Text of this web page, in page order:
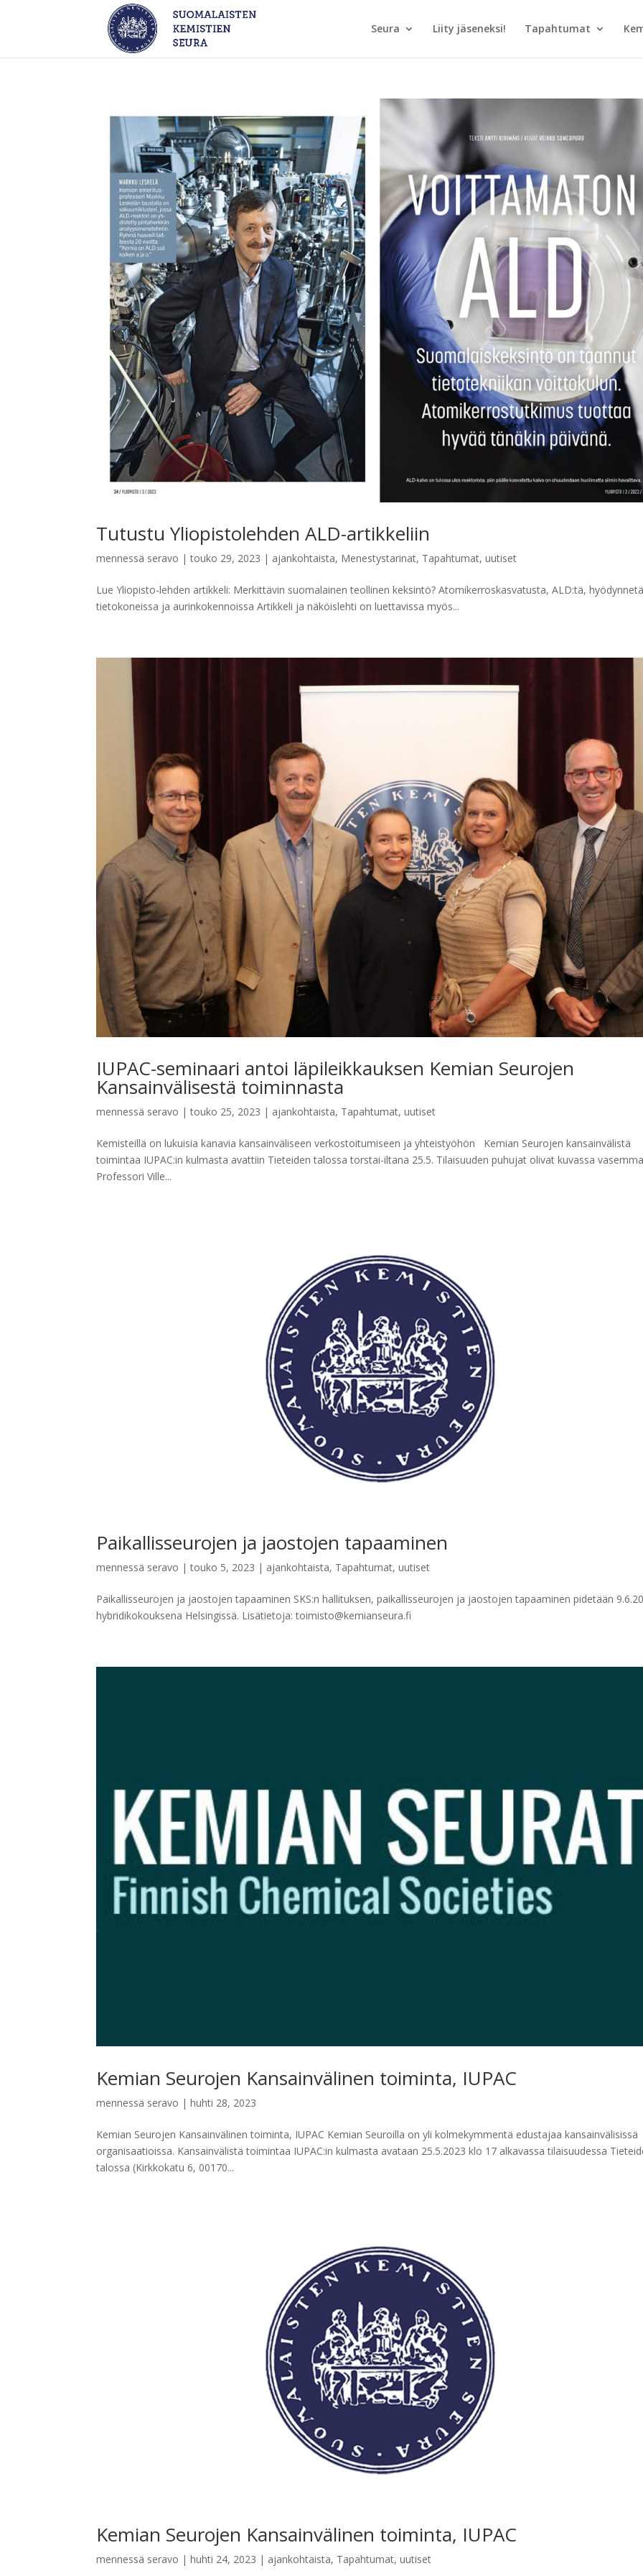
Seura Liity jäseneksi! Tapahtumat
Tutustu Yliopistolehden ALD-artikkeliin
mennessä seravo |touko 29, 2023 | ajankohtaista, Menestystarinat, Tapahtumat,uutiset
Lue Yliopisto-lehden artikkeli: Merkittävin suomalainen teollinen keksintö? Atomikerroskasvatusta, ALD:tä,
tietokoneissa ja aurinkokennoissa Artikkeli ja näköislehti on luettavissa myös...
IUPAC-seminaari antoi läpileikkauksen Kemian Seurojen
Kansainvälisestä toiminnasta
mennessä seravo |touko 25, 2023 | ajankohtaista, Tapahtumat,uutiset
Kemisteillä on lukuisia kanavia kansainväliseen verkostoitumiseen ja yhteistyöhön Kemian Seurojen kansainvälistä
toimintaa IUPAC:in kulmasta avattiin Tieteiden talossa torstai-iltana 25.5. Tilaisuuden puhujat olivat kuvassa
Professori Ville...
Paikallisseurojen ja jaostojen tapaaminen
mennessä seravo |touko 5, 2023 | ajankohtaista, Tapahtumat,uutiset
Paikallisseurojen ja jaostojen tapaaminen SKS:n hallituksen, paikallisseurojen ja jaostojen tapaaminen pidetään
hybridikokouksena Helsingissä. Lisätietoja:toimisto@kemianseura.fi
Kemian Seurojen Kansainvälinen toiminta, IUPAC
mennessä seravo |huhti 28, 2023
Kemian Seurojen Kansainvälinen toiminta, IUPAC Kemian Seuroilla on yli kolmekymmentä edustajaa kansainvälisissä
organisaatioissa. Kansainvälistä toimintaa IUPAC:in kulmasta avataan 25.5.2023 klo 17 alkavassa tilaisuudessa
talossa (Kirkkokatu 6, 00170...
Kemian Seurojen Kansainvälinen toiminta, IUPAC
mennessä seravo |huhti 24, 2023 | ajankohtaista, Tapahtumat,uutiset